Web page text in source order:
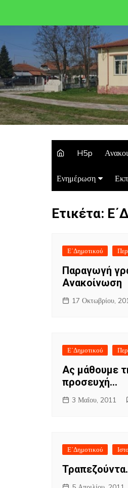
H5p
Ενημέρωση
Ετικέτα:
Ε΄Δημοτικού
Παραγωγή
Ανακοίνωση
17 Οκτωβρίου,
Ε΄Δημοτικού
Ας μάθουμε
προσευχή…
3 Μαΐου, 2011
Ε΄Δημοτικού
Τραπεζούντα.